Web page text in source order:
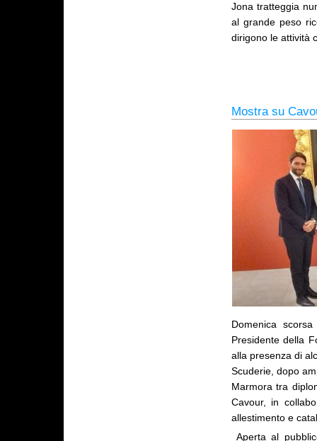
Jona tratteggia
al grande peso
dirigono le attività
Mostra su
Domenica
Presidente della
alla presenza di
Scuderie, dopo
Marmora tra
Cavour, in
allestimento e
Aperta al